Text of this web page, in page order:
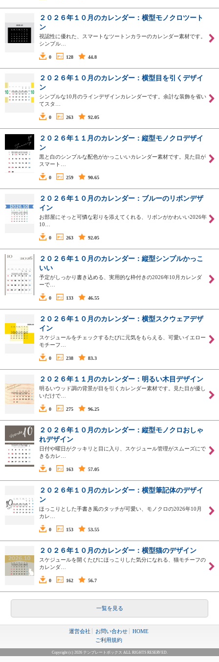
２０２６年１０月のカレンダー：横型モノクロツート
ン
視認性に優れた、スマートなツートンカラーのカレンダー素材です。
シンプル…
0 128 44.8
２０２６年１０月のカレンダー：横型目を引くデザイ
ン
シンプルな10月のラインデザインカレンダーです。余計な装飾を省い
てスタ…
0 263 92.05
２０２６年１１月のカレンダー：縦型モノクロデザイ
ン
黒と白のシンプルな配色がかっこいいカレンダー素材です。見た目が
スマート…
0 259 90.65
２０２６年１０月のカレンダー：ブルーのリボンデザ
イン
お部屋にそっと可憐な彩りを添えてくれる、リボンがかわいい2026年
10…
0 263 92.05
２０２６年１０月のカレンダー：縦型シンプルかっこ
いい
予定がしっかり書き込める、実用的な枠付きの2026年10月カレンダ
ーで…
0 133 46.55
２０２６年１０月のカレンダー：横型スクウェアデザ
イン
スケジュールをチェックするたびに元気をもらえる、可愛いイエロー
モチーフ…
0 238 83.3
２０２６年１１月のカレンダー：明るい木目デザイン
明るいウッド調の背景が目を引くカレンダー素材です。見た目が優し
いだけで…
0 275 96.25
２０２６年１０月のカレンダー：縦型モノクロおしゃ
れデザイン
日付や曜日がクッキリと目に入り、スケジュール管理がスムーズにで
きるカレ…
0 163 57.05
２０２６年１０月のカレンダー：横型筆記体のデザイ
ン
ほっこりとした手書き風のタッチが可愛い、モノクロの2026年10月
カレ…
0 153 53.55
２０２６年１０月のカレンダー：横型猫のデザイン
スケジュールを開くたびにほっこりした気分になれる、猫モチーフの
カレンダ…
0 162 56.7
一覧を見る
運営会社 お問い合わせ
HOME
ご利用規約
Copyright (c) 2026 テンプレートボックス ALL RIGHTS RESERVED.